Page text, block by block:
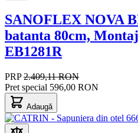
SANOFLEX NOVA
batanta 80cm,
EB1281R
PRP 2.409,11 RON
Pret special 596,00 RON
Adaugă